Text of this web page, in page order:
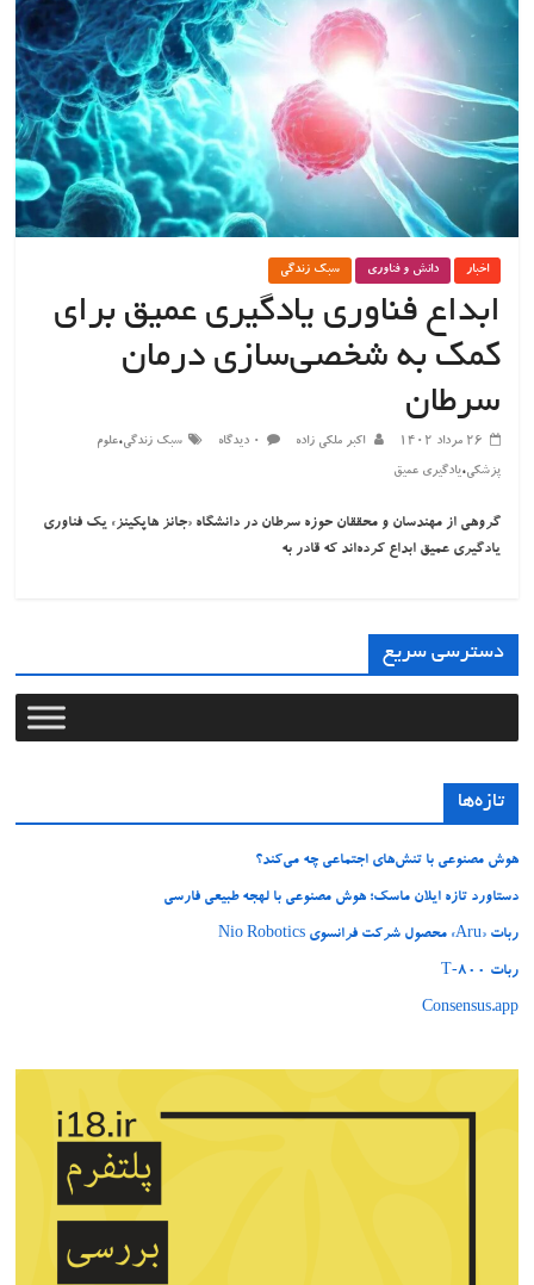
اخبار دانش و فناوری سبک زندگی
ابداع فناوری یادگیری عمیق برای
کمک به شخصی‌سازی درمان
سرطان
۲۶ مرداد ۱۴۰۲ اکبر ملکی زاده ۰ دیدگاه سبک زندگی،علوم
پزشکی،یادگیری عمیق
گروهی از مهندسان و محققان حوزه سرطان در دانشگاه «جانز هاپکینز» یک فناوری
یادگیری عمیق ابداع کرده‌اند که قادر به
دسترسی سریع
تازه‌ها
هوش مصنوعی با تنش‌های اجتماعی چه می‌کند؟
دستاورد تازه ایلان ماسک؛ هوش مصنوعی با لهجه طبیعی فارسی
ربات «Aru» محصول شرکت فرانسوی Nio Robotics
ربات T‑800
Consensus.app